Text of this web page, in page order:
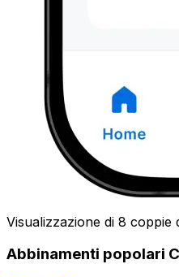
Visualizzazione di 8 coppie
Abbinamenti popolari